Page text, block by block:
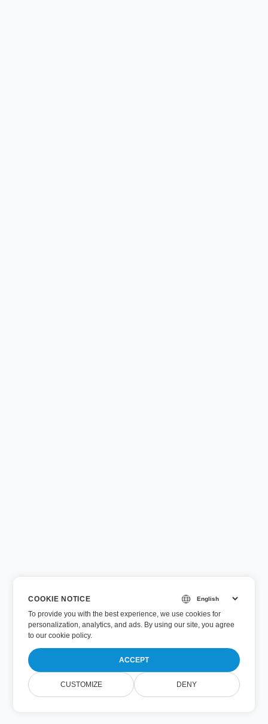
COOKIE NOTICE
To provide you with the best experience, we use cookies for
personalization, analytics, and ads. By using our site, you agree
toour cookie policy.
ACCEPT
CUSTOMIZE DENY